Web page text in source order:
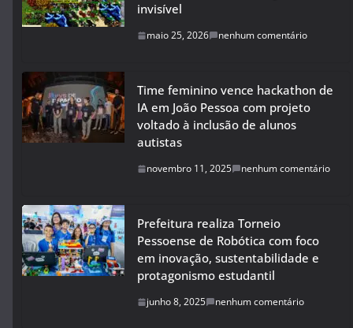
invisível
maio 25, 2026 nenhum comentário
Time feminino vence hackathon de
IA em João Pessoa com projeto
voltado à inclusão de alunos
autistas
novembro 11, 2025 nenhum comentário
Prefeitura realiza Torneio
Pessoense de Robótica com foco
em inovação, sustentabilidade e
protagonismo estudantil
junho 8, 2025 nenhum comentário